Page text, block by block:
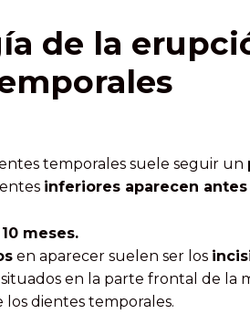
de la
temporales suele seguir un
inferiores aparecen antes
meses.
en aparecer suelen ser los
en la parte frontal de la
dientes temporales.